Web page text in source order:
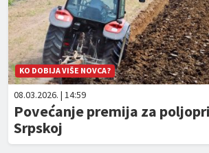
KO DOBIJA VIŠE NOVCA?
08.03.2026. | 14:59
Povećanje premija za
Srpskoj